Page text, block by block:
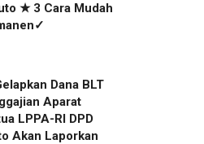
★ 3 Cara Mudah
Dana BLT
Aparat
LPPA-RI DPD
Akan Laporkan